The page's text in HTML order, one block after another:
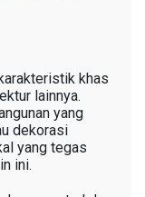
khas
lainnya.
yang
dekorasi
yang tegas
ini.